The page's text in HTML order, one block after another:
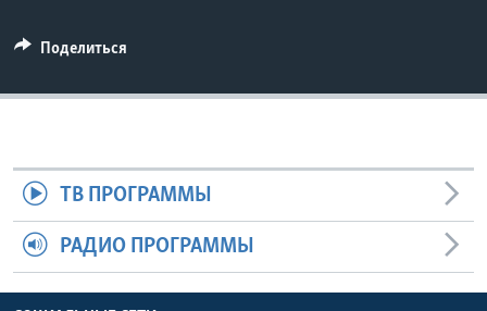
Поделиться
ТВ ПРОГРАММЫ
РАДИО ПРОГРАММЫ